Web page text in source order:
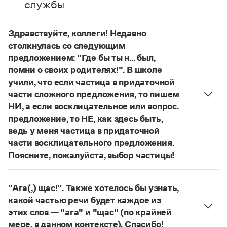
Словари русского языка как государственного
Справочники
Правила русской орфографии и пунктуации
Русский язык. Краткий теоретический курс
Письмовник
Справочник по пунктуации
Словарь-справочник трудностей
Справочник по фразеологии
Азбучные истины
Словарь-справочник непростые слова
Все справочники портала
Журнал
Новости и события
Управление в русском языке
Словарь русских имён
Правила русской орфографии и пунктуации
(1956)
службы
Здравствуйте, коллеги! Недавно
столкнулась со следующим
предложением: "Где бы ты н... был,
помни о своих родителях!". В школе
учили, что если частица в придаточной
части сложного предложения, то пишем
НИ, а если восклицательное или вопрос.
предложение, то НЕ, как здесь быть,
ведь у меня частица в придаточной
части восклицательного предложения.
Поясните, пожалуйста, выбор частицы!
Правильно:Где бы ты ни был, помни о своих
восклицательных предложениях: Где ты только
не был!
"Ага(,) щас!". Также хотелось бы узнать,
какой частью речи будет каждое из
этих слов — "ага" и "щас" (по крайней
мере, в данном контексте). Спасибо!